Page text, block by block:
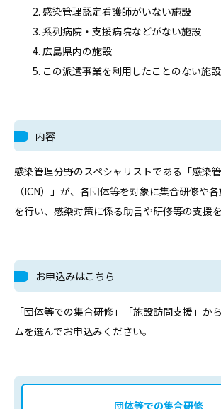
感染管理認定看護師がいない施設
系列病院・支援病院などがない施設
広島県内の施設
この派遣事業を利用したことのない施設
内容
感染管理分野のスペシャリストである「感染
（ICN）」が、各団体等を対象に集合研修や
を行い、感染対策に係る助言や研修等の支援を
お申込みはこちら
「団体等での集合研修」「施設訪問支援」か
ムを選んでお申込みください。
団体等での集合研修